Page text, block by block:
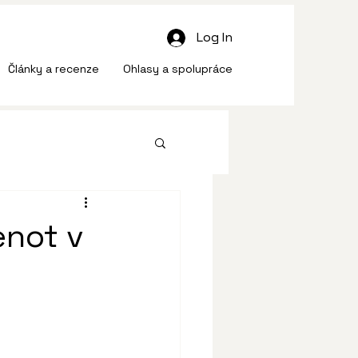
Články a recenze Ohlasy a spolupráce
Log In
v